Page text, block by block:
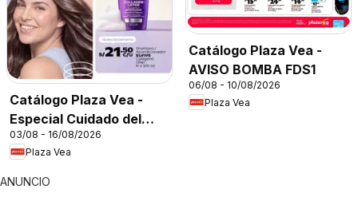
Catálogo Plaza Vea -
Especial Cuidado del
Cabello
03/08 - 16/08/2026
Plaza Vea
Catálogo Plaza Vea -
AVISO BOMBA FDS1
06/08 - 10/08/2026
Plaza Vea
ANUNCIO